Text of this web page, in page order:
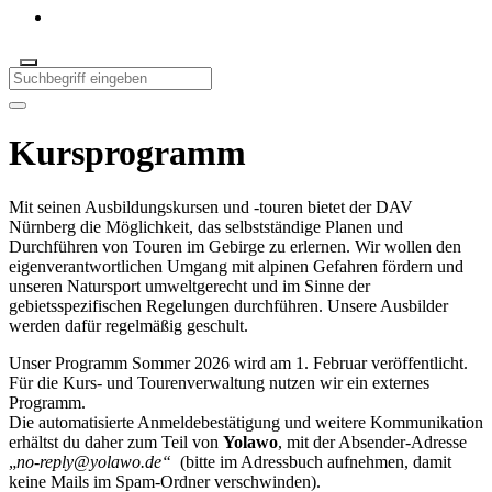
Kursprogramm
Mit seinen Ausbildungskursen und -touren bietet der DAV
Nürnberg die Möglichkeit, das selbstständige Planen und
Durchführen von Touren im Gebirge zu erlernen. Wir wollen den
eigenverantwortlichen Umgang mit alpinen Gefahren fördern und
unseren Natursport umweltgerecht und im Sinne der
gebietsspezifischen Regelungen durchführen. Unsere Ausbilder
werden dafür regelmäßig geschult.
Unser Programm Sommer 2026 wird am 1. Februar veröffentlicht.
Für die Kurs- und Tourenverwaltung nutzen wir ein externes
Programm.
Die automatisierte Anmeldebestätigung und weitere Kommunikation
erhältst du daher zum Teil von Yolawo, mit der Absender-Adresse
„no-reply@yolawo.de“ (bitte im Adressbuch aufnehmen, damit
keine Mails im Spam-Ordner verschwinden).